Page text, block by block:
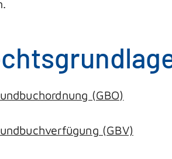
(GBO)
(GBV)